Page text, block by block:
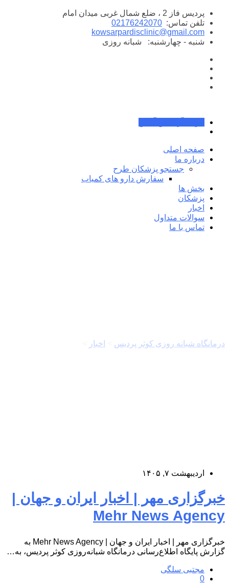
پرش
محتوا
پردیس فاز 2 ، ضلع شمال غربی میدان امام
تلفن تماس: 02176242070
kowsarpardisclinic@gmail.com
شنبه - چهارشنبه:
شبانه روزی
صفحه اصلی
درباره ما
جستجو پزشکان طرح
سفارش دارو های کمیاب
بخش ها
پزشکان
اخبار
سوالات متداول
تماس با ما
درمانگاه شبانه روزی کوثر پردیس اخبار
اردیبهشت ۷, ۱۴۰۵
خبرگزاری مهر | اخبار ایران و جهان |
Mehr News Agency
خبرگزاری مهر | اخبار ایران و جهان | Mehr News Agency به
گزارش پایگاه اطلاع‌رسانی درمانگاه شبانه‌روزی کوثر پردیس، به…
مجتبی سلگی
0